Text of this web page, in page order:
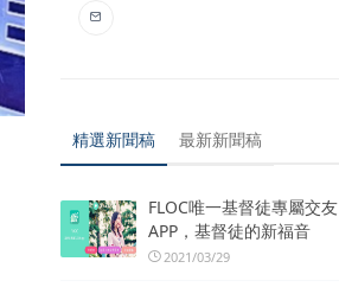
精選新聞稿 最新新聞稿
FLOC唯一基督徒專屬交友
APP，基督徒的新福音
2021/03/29